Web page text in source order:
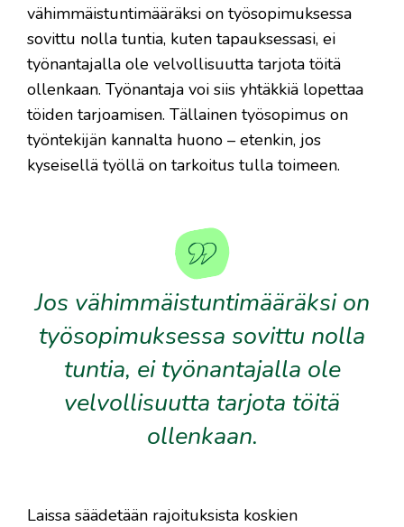
vähimmäistuntimääräksi on työsopimuksessa
sovittu nolla tuntia, kuten tapauksessasi, ei
työnantajalla ole velvollisuutta tarjota töitä
ollenkaan. Työnantaja voi siis yhtäkkiä lopettaa
töiden tarjoamisen. Tällainen työsopimus on
työntekijän kannalta huono – etenkin, jos
kyseisellä työllä on tarkoitus tulla toimeen.
Jos vähimmäistuntimääräksi on
työsopimuksessa sovittu nolla
tuntia, ei työnantajalla ole
velvollisuutta tarjota töitä
ollenkaan.
Laissa säädetään rajoituksista koskien